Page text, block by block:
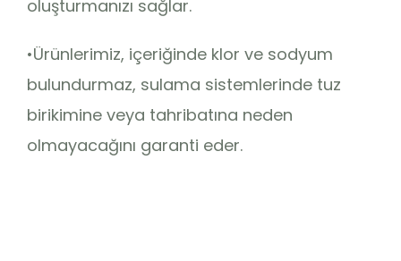
oluşturmanızı sağlar.
•Ürünlerimiz, içeriğinde klor ve sodyum
bulundurmaz, sulama sistemlerinde tuz
birikimine veya tahribatına neden
olmayacağını garanti eder.